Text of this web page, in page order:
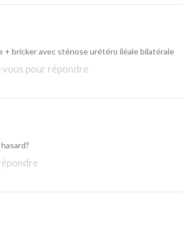
bricker avec sténose urétéro iléale bilatérale
pour répondre